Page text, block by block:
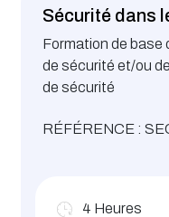
Sécurité dans
Formation de base
de sécurité et/ou
de sécurité
RÉFÉRENCE :
4 Heures